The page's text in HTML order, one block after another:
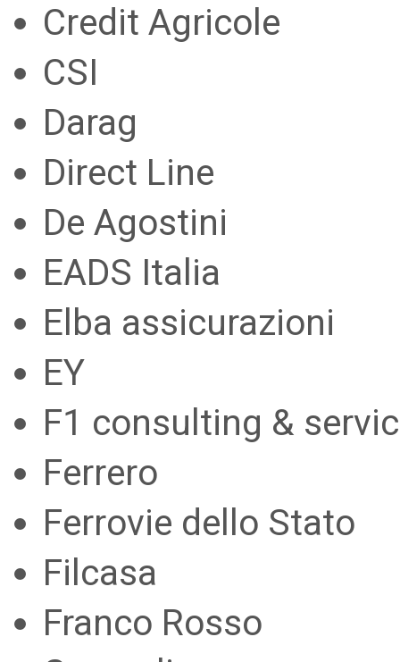
Credit Agricole
CSI
Darag
Direct Line
De Agostini
EADS Italia
Elba assicurazioni
EY
F1 consulting &
Ferrero
Ferrovie dello Stato
Filcasa
Franco Rosso